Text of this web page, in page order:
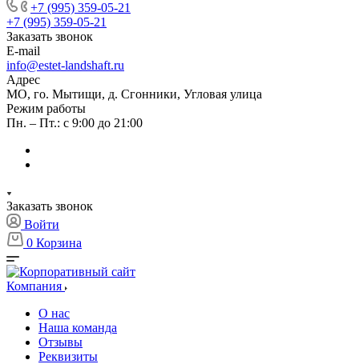
+7 (995) 359-05-21
+7 (995) 359-05-21
Заказать звонок
E-mail
info@estet-landshaft.ru
Адрес
МО, го. Мытищи, д. Сгонники, Угловая улица
Режим работы
Пн. – Пт.: с 9:00 до 21:00
Заказать звонок
Войти
0 Корзина
Компания
О нас
Наша команда
Отзывы
Реквизиты